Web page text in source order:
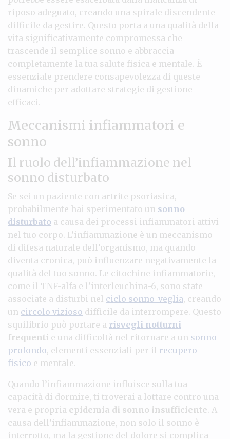
riposo adeguato, creando una spirale discendente
difficile da gestire. Questo porta a una qualità della
vita significativamente compromessa che
trascende il semplice sonno e abbraccia
completamente la tua salute fisica e mentale. È
essenziale prendere consapevolezza di queste
dinamiche per adottare strategie di gestione
efficaci.
Meccanismi infiammatori e
sonno
Il ruolo dell’infiammazione nel
sonno disturbato
Se sei un paziente con artrite psoriasica,
probabilmente hai sperimentato un sonno
disturbato a causa dei processi infiammatori attivi
nel tuo corpo. L’infiammazione è un meccanismo
di difesa naturale dell’organismo, ma quando
diventa cronica, può influenzare negativamente la
qualità del tuo sonno. Le citochine infiammatorie,
come il TNF-alfa e l’interleuchina-6, sono state
associate a disturbi nel ciclo sonno-veglia, creando
un circolo vizioso difficile da interrompere. Questo
squilibrio può portare a risvegli notturni
frequenti e una difficoltà nel ritornare a un sonno
profondo, elementi essenziali per il recupero
fisico e mentale.
Quando l’infiammazione influisce sulla tua
capacità di dormire, ti troverai a lottare contro una
vera e propria epidemia di sonno insufficiente. A
causa dell’infiammazione, non solo il sonno è
interrotto, ma la gestione del dolore si complica